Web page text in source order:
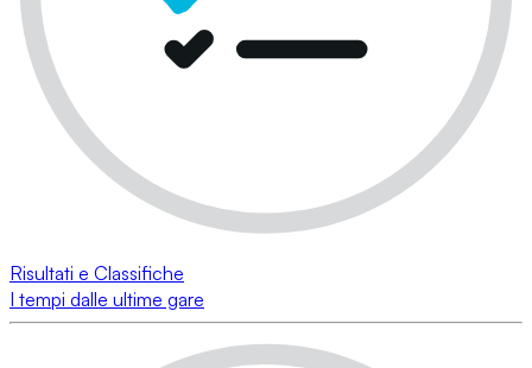
Risultati e Classifiche
I tempi dalle ultime gare